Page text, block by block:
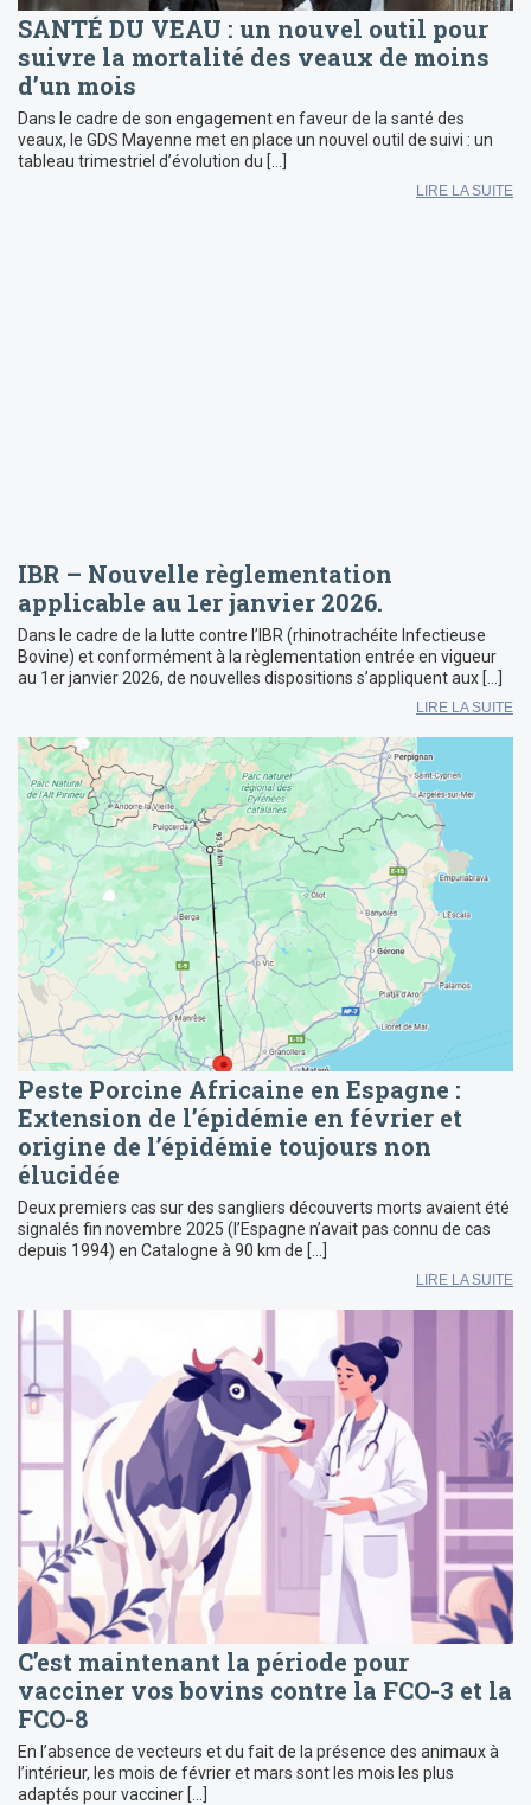
SANTÉ DU VEAU : un nouvel outil pour
suivre la mortalité des veaux de moins
d’un mois
Dans le cadre de son engagement en faveur de la santé des
veaux, le GDS Mayenne met en place un nouvel outil de suivi : un
tableau trimestriel d’évolution du […]
LIRE LA SUITE
IBR – Nouvelle règlementation
applicable au 1er janvier 2026.
Dans le cadre de la lutte contre l’IBR (rhinotrachéite Infectieuse
Bovine) et conformément à la règlementation entrée en vigueur
au 1er janvier 2026, de nouvelles dispositions s’appliquent aux […]
LIRE LA SUITE
Peste Porcine Africaine en Espagne :
Extension de l’épidémie en février et
origine de l’épidémie toujours non
élucidée
Deux premiers cas sur des sangliers découverts morts avaient été
signalés fin novembre 2025 (l’Espagne n’avait pas connu de cas
depuis 1994) en Catalogne à 90 km de […]
LIRE LA SUITE
C’est maintenant la période pour
vacciner vos bovins contre la FCO-3 et la
FCO-8
En l’absence de vecteurs et du fait de la présence des animaux à
l’intérieur, les mois de février et mars sont les mois les plus
adaptés pour vacciner […]